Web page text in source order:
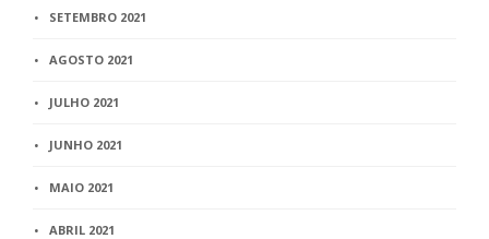
SETEMBRO 2021
AGOSTO 2021
JULHO 2021
JUNHO 2021
MAIO 2021
ABRIL 2021